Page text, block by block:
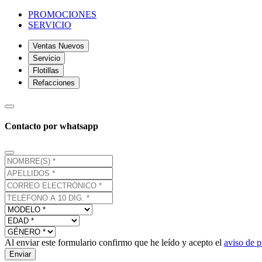
PROMOCIONES
SERVICIO
Ventas Nuevos
Servicio
Flotillas
Refacciones
Contacto por whatsapp
Al enviar este formulario confirmo que he leído y acepto el aviso de
Enviar